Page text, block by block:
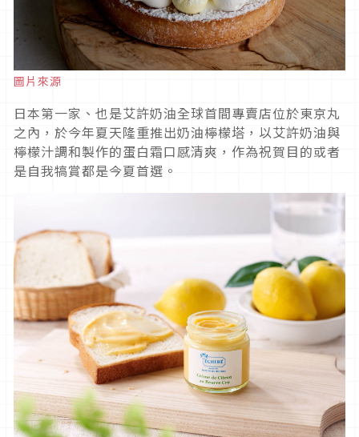
圖片來源
日本第一家、也是艾許奶油全球首間專賣店位於東京丸
之內，於今年夏天隆重推出奶油檸檬塔，以艾許奶油與
檸檬汁調和製作的蛋白霜口感清爽，作為祝賀目的或者
是自我犒賞都是今夏首選。